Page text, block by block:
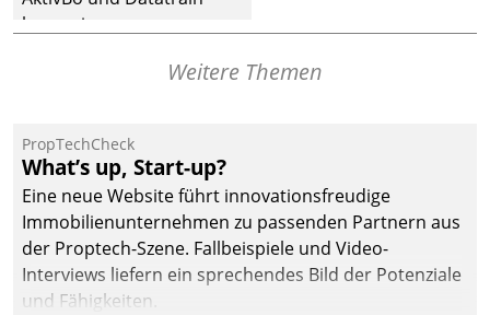
kooperieren –
profitieren: Die nahtlose
Datatrain ermöglicht
automatisiert ausgelöste,
zielgerichtete
Mieterbefragungen – eine
starke Grundlage für
intelligente,
Weitere Themen
PropTechCheck
What’s up, Start-up?
Eine neue Website führt innovationsfreudige
Immobilienunternehmen zu passenden Partnern aus
der Proptech-Szene. Fallbeispiele und Video-
Interviews liefern ein sprechendes Bild der Potenziale
und Fähigkeiten.